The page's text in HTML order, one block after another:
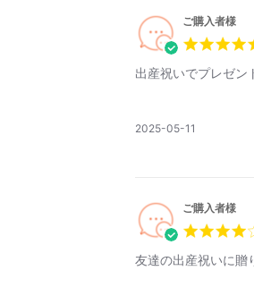
ご購入者様
出産祝いでプレゼン
公
2025-05-11
ご購入者様
友達の出産祝いに贈